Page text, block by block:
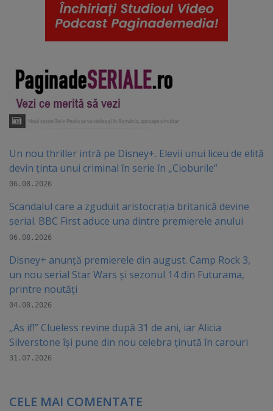
Un nou thriller intră pe Disney+. Elevii unui liceu de elită
devin ținta unui criminal în serie în „Cioburile”
06.08.2026
Scandalul care a zguduit aristocrația britanică devine
serial. BBC First aduce una dintre premierele anului
06.08.2026
Disney+ anunță premierele din august. Camp Rock 3,
un nou serial Star Wars și sezonul 14 din Futurama,
printre noutăți
04.08.2026
„As if!” Clueless revine după 31 de ani, iar Alicia
Silverstone își pune din nou celebra ținută în carouri
31.07.2026
CELE MAI COMENTATE